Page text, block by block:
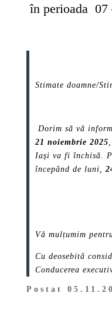
în perioada 07
Stimate doamne/
Dorim să vă
21 noiembrie 2025
Iași va fi închisă.
începând de luni,
Vă mulțumim
Cu deosebită
Conducerea
Postat